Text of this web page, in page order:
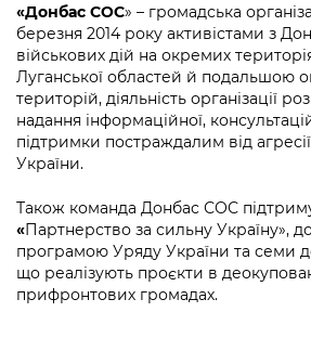
«Донбас СОС» – громадська
березня 2014 року активістами з
військових дій на окремих
Луганської областей й подальшою
територій, діяльність організації
надання інформаційної,
підтримки постраждалим від
України.
Також команда Донбас СОС
«Партнерство за сильну Україну»,
програмою Уряду України та семи
що реалізують проєкти в
прифронтових громадах.